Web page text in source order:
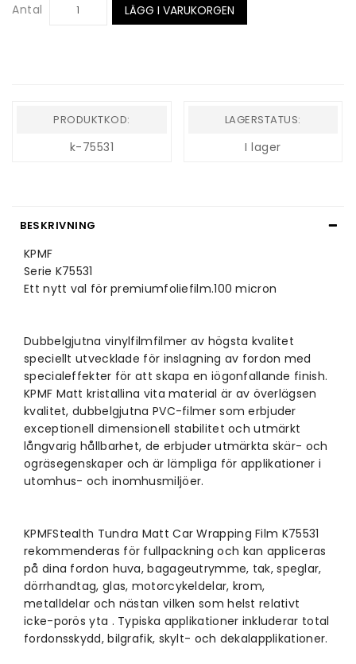
Antal LÄGG I VARUKORGEN
PRODUKTKOD:
k-75531
LAGERSTATUS:
I lager
BESKRIVNING
KPMF
Serie K75531
Ett nytt val för premiumfoliefilm.100 micron
Dubbelgjutna vinylfilmfilmer av högsta kvalitet
speciellt utvecklade för inslagning av fordon med
specialeffekter för att skapa en iögonfallande finish.
KPMF Matt kristallina vita material är av överlägsen
kvalitet, dubbelgjutna PVC-filmer som erbjuder
exceptionell dimensionell stabilitet och utmärkt
långvarig hållbarhet, de erbjuder utmärkta skär- och
ogräsegenskaper och är lämpliga för applikationer i
utomhus- och inomhusmiljöer.
KPMFStealth Tundra MattCar Wrapping Film K75531
rekommenderas för fullpackning och kan appliceras
på dina fordon huva, bagageutrymme, tak, speglar,
dörrhandtag, glas, motorcykeldelar, krom,
metalldelar och nästan vilken som helst relativt
icke-porös yta . Typiska applikationer inkluderar total
fordonsskydd, bilgrafik, skylt- och dekalapplikationer.